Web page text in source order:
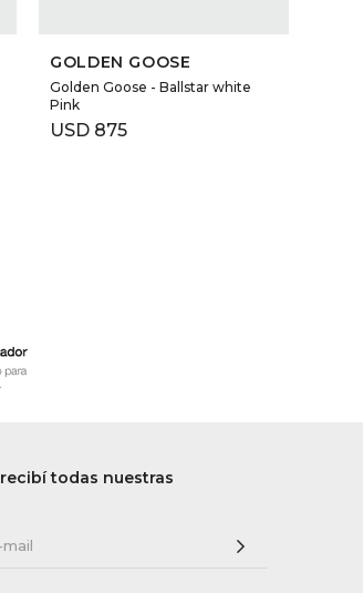
GOLDEN GOOSE
Golden Goose - Ballstar white
Pink
USD 875
recibí todas nuestras